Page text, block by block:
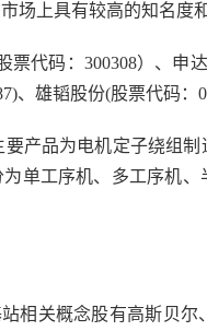
场上具有较高的知名度
代码：300308）、申
、雄韬股份(股票代码：
要产品为电机定子绕组
单工序机、多工序机
相关概念股有高斯贝